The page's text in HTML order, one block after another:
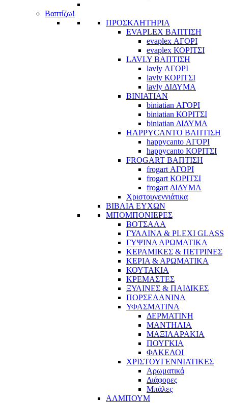
Βαπτίζω!
ΠΡΟΣΚΛΗΤΗΡΙΑ
EVAPLEX ΒΑΠΤΙΣΗ
evaplex ΑΓΟΡΙ
evaplex ΚΟΡΙΤΣΙ
LAVLY ΒΑΠΤΙΣΗ
lavly ΑΓΟΡΙ
lavly ΚΟΡΙΤΣΙ
lavly ΔΙΔΥΜΑ
BINIATIAN
biniatian ΑΓΟΡΙ
biniatian ΚΟΡΙΤΣΙ
biniatian ΔΙΔΥΜΑ
HAPPYCANTO ΒΑΠΤΙΣΗ
happycanto ΑΓΟΡΙ
happycanto ΚΟΡΙΤΣΙ
FROGART ΒΑΠΤΙΣΗ
frogart ΑΓΟΡΙ
frogart ΚΟΡΙΤΣΙ
frogart ΔΙΔΥΜΑ
Χριστουγεννιάτικα
ΒΙΒΛΙΑ ΕΥΧΩΝ
ΜΠΟΜΠΟΝΙΕΡΕΣ
ΒΟΤΣΑΛΑ
ΓΥΑΛΙΝΑ & PLEXI GLASS
ΓΥΨΙΝΑ ΑΡΩΜΑΤΙΚΑ
ΚΕΡΑΜΙΚΕΣ & ΠΕΤΡΙΝΕΣ
ΚΕΡΙΑ & ΑΡΩΜΑΤΙΚΑ
ΚΟΥΤΑΚΙΑ
ΚΡΕΜΑΣΤΕΣ
ΞΥΛΙΝΕΣ & ΠΑΙΔΙΚΕΣ
ΠΟΡΣΕΛΑΝΙΝΑ
ΥΦΑΣΜΑΤΙΝA
ΔΕΡΜΑΤΙΝΗ
ΜΑΝΤΗΛΙΑ
ΜΑΞΙΛΑΡΑΚΙΑ
ΠΟΥΓΚΙΑ
ΦΑΚΕΛΟΙ
ΧΡΙΣΤΟΥΓΕΝΝΙΑΤΙΚΕΣ
Αρωματικά
Διάφορες
Μπάλες
ΑΛΜΠΟΥΜ